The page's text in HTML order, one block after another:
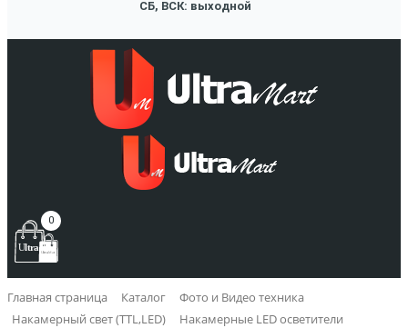
СБ, ВСК: выходной
0
Главная страница Каталог
Фото и Видео техника
Накамерный свет (TTL,LED)
Накамерные LED осветители